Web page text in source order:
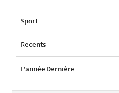
Sport
Recents
L'année Dernière